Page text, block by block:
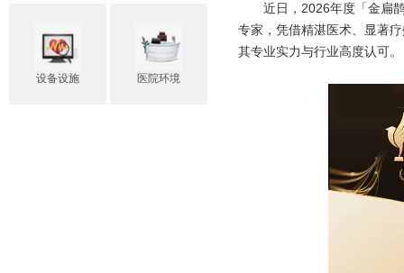
设备设施 医院环境
近日，2026年度「金扁
专家，凭借精湛医术、显著
其专业实力与行业高度认可。